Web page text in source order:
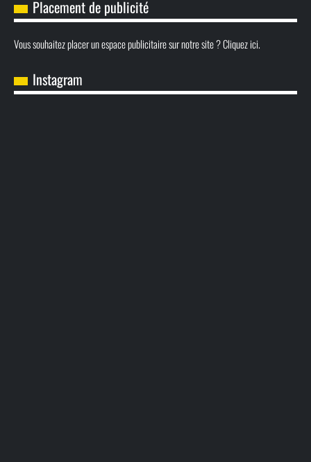
Placement de publicité
Vous souhaitez placer un espace publicitaire sur notre site ? Cliquez ici.
Instagram